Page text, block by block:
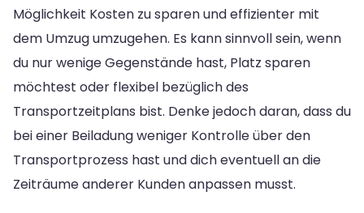
Möglichkeit Kosten zu sparen und effizienter mit
dem Umzug umzugehen. Es kann sinnvoll sein, wenn
du nur wenige Gegenstände hast, Platz sparen
möchtest oder flexibel bezüglich des
Transportzeitplans bist. Denke jedoch daran, dass du
bei einer Beiladung weniger Kontrolle über den
Transportprozess hast und dich eventuell an die
Zeiträume anderer Kunden anpassen musst.